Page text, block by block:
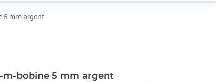
5 mm argent
m-bobine 5 mm argent